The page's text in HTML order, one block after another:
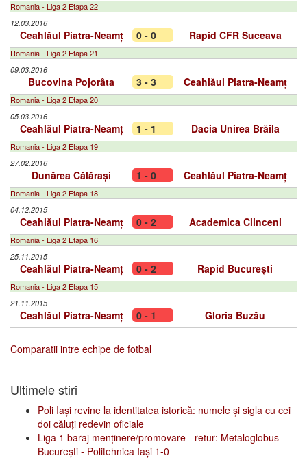
Romania - Liga 2 Etapa 22
12.03.2016
Ceahlăul Piatra-Neamț 0 - 0 Rapid CFR Suceava
Romania - Liga 2 Etapa 21
09.03.2016
Bucovina Pojorâta 3 - 3 Ceahlăul Piatra-Neamț
Romania - Liga 2 Etapa 20
05.03.2016
Ceahlăul Piatra-Neamț 1 - 1 Dacia Unirea Brăila
Romania - Liga 2 Etapa 19
27.02.2016
Dunărea Călărași 1 - 0 Ceahlăul Piatra-Neamț
Romania - Liga 2 Etapa 18
04.12.2015
Ceahlăul Piatra-Neamț 0 - 2 Academica Clinceni
Romania - Liga 2 Etapa 16
25.11.2015
Ceahlăul Piatra-Neamț 0 - 2 Rapid București
Romania - Liga 2 Etapa 15
21.11.2015
Ceahlăul Piatra-Neamț 0 - 1 Gloria Buzău
Comparatii intre echipe de fotbal
Ultimele stiri
Poli Iași revine la identitatea istorică: numele și sigla cu cei
doi căluți redevin oficiale
Liga 1 baraj menținere/promovare - retur: Metaloglobus
București - Politehnica Iași 1-0